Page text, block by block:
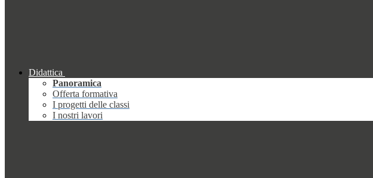
Didattica
Panoramica
Offerta formativa
I progetti delle classi
I nostri lavori